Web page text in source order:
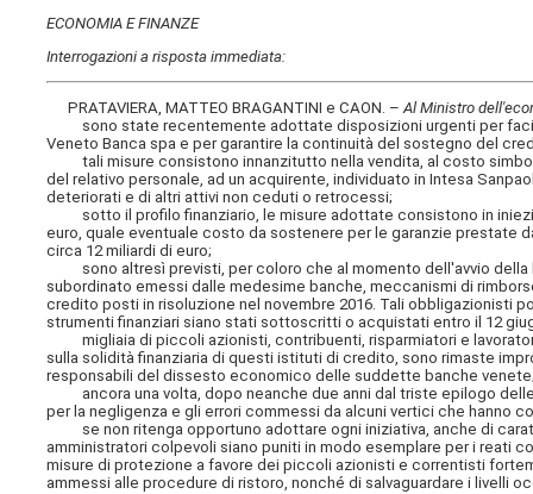
ECONOMIA E FINANZE
Interrogazioni a risposta immediata:
PRATAVIERA, MATTEO BRAGANTINI e CAON. –Al Ministro
sono state recentemente adottate disposizioni urgenti per
Veneto Banca spa e per garantire la continuità del sostegno del
tali misure consistono innanzitutto nella vendita, al costo
del relativo personale, ad un acquirente, individuato in Intesa
deteriorati e di altri attivi non ceduti o retrocessi;
sotto il profilo finanziario, le misure adottate consistono in
euro, quale eventuale costo da sostenere per le garanzie prestate
circa 12 miliardi di euro;
sono altresì previsti, per coloro che al momento dell'avvio della
subordinato emessi dalle medesime banche, meccanismi di
credito posti in risoluzione nel novembre 2016. Tali obbligazionisti
strumenti finanziari siano stati sottoscritti o acquistati entro il 12
migliaia di piccoli azionisti, contribuenti, risparmiatori e
sulla solidità finanziaria di questi istituti di credito, sono rimaste
responsabili del dissesto economico delle suddette banche
ancora una volta, dopo neanche due anni dal triste epilogo
per la negligenza e gli errori commessi da alcuni vertici che hanno
se non ritenga opportuno adottare ogni iniziativa, anche di
amministratori colpevoli siano puniti in modo esemplare per i reati
misure di protezione a favore dei piccoli azionisti e correntisti
ammessi alle procedure di ristoro, nonché di salvaguardare i livelli